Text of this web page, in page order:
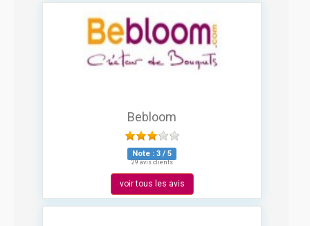
Bebloom
Note : 3 / 5
29 avis clients
voir tous les avis